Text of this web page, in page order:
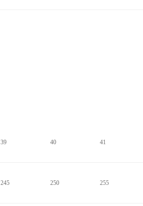
39 40 41
245 250 255